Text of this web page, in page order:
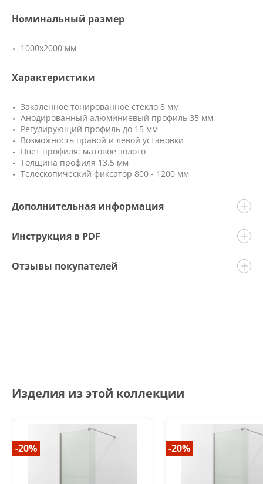
Номинальный размер
1000х2000 мм
Характеристики
Закаленное тонированное стекло 8 мм
Анодированный алюминиевый профиль 35 мм
Регулирующий профиль до 15 мм
Возможность правой и левой установки
Цвет профиля: матовое золото
Толщина профиля 13.5 мм
Телескопический фиксатор 800 - 1200 мм
Дополнительная информация
Инструкция в PDF
Отзывы покупателей
Изделия из этой коллекции
-20% -20%